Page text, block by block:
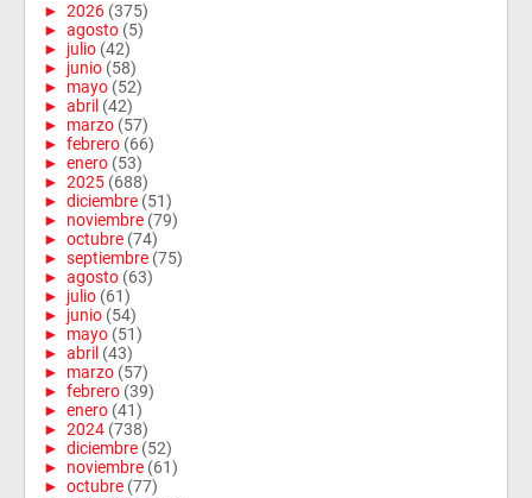
► 2026 (375)
► agosto (5)
► julio (42)
► junio (58)
► mayo (52)
► abril (42)
► marzo (57)
► febrero (66)
► enero (53)
► 2025 (688)
► diciembre (51)
► noviembre (79)
► octubre (74)
► septiembre (75)
► agosto (63)
► julio (61)
► junio (54)
► mayo (51)
► abril (43)
► marzo (57)
► febrero (39)
► enero (41)
► 2024 (738)
► diciembre (52)
► noviembre (61)
► octubre (77)